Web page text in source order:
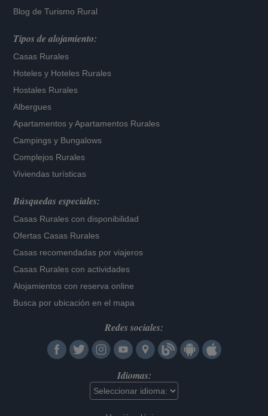
Blog de Turismo Rural
Tipos de alojamiento:
Casas Rurales
Hoteles y Hoteles Rurales
Hostales Rurales
Albergues
Apartamentos yApartamentos Rurales
Campings y Bungalows
Complejos Rurales
Viviendas turísticas
Búsquedas especiales:
Casas Rurales con disponibilidad
Ofertas Casas Rurales
Casas recomendadas por viajeros
Casas Rurales con actividades
Alojamientos con reserva online
Busca por ubicación en el mapa
Redes sociales:
Idiomas: